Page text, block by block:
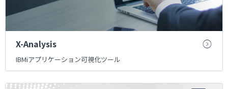
X-Analysis
IBMiアプリケーション可視化ツール